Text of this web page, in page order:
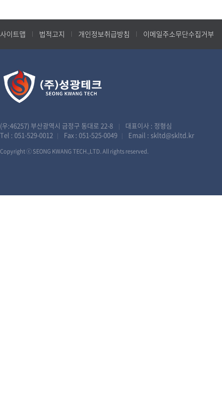
사이트맵 법적고지 개인정보취급방침 이메일주소무단수집거부
(우:46257) 부산광역시 금정구 동대로 22-8 |
대표이사 : 정형심
Tel : 051-529-0012 | Fax : 051-525-0049 | Email : skltd@skltd.kr
Copyright ⓒ SEONG KWANG TECH.,LTD. All rights reserved.